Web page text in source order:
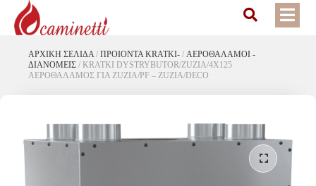
ΑΡΧΙΚΉ ΣΕΛΊΔΑ / ΠΡΟΙΟΝΤΑ KRATKI- / ΑΕΡΟΘΑΛΑΜΟΙ -
ΔΙΑΝΟΜΕΙΣ / KRATKI DYSTRYBUTOR/ZUZIA/4X125
ΑΕΡΟΘΑΛΑΜΟΣ ΓΙΑ ZUZIA/PF – ZUZIA/DECO